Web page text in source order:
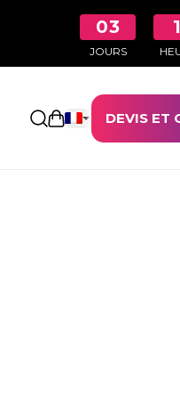
03
JOURS
Ouvrir le panier
DEVIS ET